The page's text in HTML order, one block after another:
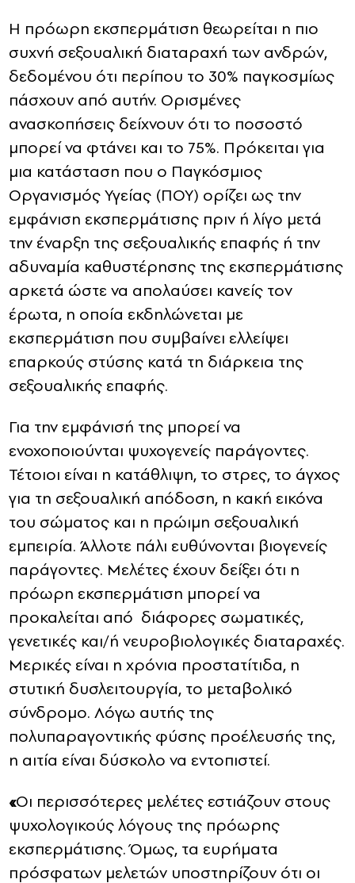
Η πρόωρη εκσπερμάτιση θεωρείται η πιο
συχνή σεξουαλική διαταραχή των ανδρών,
δεδομένου ότι περίπου το 30% παγκοσμίως
πάσχουν από αυτήν. Ορισμένες
ανασκοπήσεις δείχνουν ότι το ποσοστό
μπορεί να φτάνει και το 75%. Πρόκειται για
μια κατάσταση που ο Παγκόσμιος
Οργανισμός Υγείας (ΠΟΥ) ορίζει ως την
εμφάνιση εκσπερμάτισης πριν ή λίγο μετά
την έναρξη της σεξουαλικής επαφής ή την
αδυναμία καθυστέρησης της εκσπερμάτισης
αρκετά ώστε να απολαύσει κανείς τον
έρωτα, η οποία εκδηλώνεται με
εκσπερμάτιση που συμβαίνει ελλείψει
επαρκούς στύσης κατά τη διάρκεια της
σεξουαλικής επαφής.
Για την εμφάνισή της μπορεί να
ενοχοποιούνται ψυχογενείς παράγοντες.
Τέτοιοι είναι η κατάθλιψη, το στρες, το άγχος
για τη σεξουαλική απόδοση, η κακή εικόνα
του σώματος και η πρώιμη σεξουαλική
εμπειρία. Άλλοτε πάλι ευθύνονται βιογενείς
παράγοντες. Μελέτες έχουν δείξει ότι η
πρόωρη εκσπερμάτιση μπορεί να
προκαλείται από διάφορες σωματικές,
γενετικές και/ή νευροβιολογικές διαταραχές.
Μερικές είναι η χρόνια προστατίτιδα, η
στυτική δυσλειτουργία, το μεταβολικό
σύνδρομο. Λόγω αυτής της
πολυπαραγοντικής φύσης προέλευσής της,
η αιτία είναι δύσκολο να εντοπιστεί.
«Οι περισσότερες μελέτες εστιάζουν στους
ψυχολογικούς λόγους της πρόωρης
εκσπερμάτισης. Όμως, τα ευρήματα
πρόσφατων μελετών υποστηρίζουν ότι οι